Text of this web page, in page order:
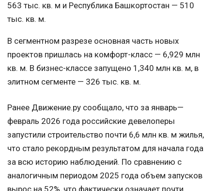
563 тыс. кв. м и Республика Башкортостан — 510
тыс. кв. м.
В сегментном разрезе основная часть новых
проектов пришлась на комфорт-класс — 6,929 млн
кв. м. В бизнес-классе запущено 1,340 млн кв. м, в
элитном сегменте — 326 тыс. кв. м.
Ранее Движение.ру сообщало, что за январь—
февраль 2026 года российские девелоперы
запустили строительство почти 6,6 млн кв. м жилья,
что стало рекордным результатом для начала года
за всю историю наблюдений. По сравнению с
аналогичным периодом 2025 года объем запусков
вырос на 52%, что фактически означает почти